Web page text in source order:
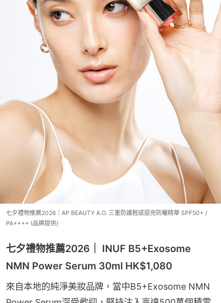
七夕禮物推薦2026｜AP BEAUTY A.O. 三重防護輕感提亮防曬精華 SPF50+ /
PA++++ (品牌提供)
七夕禮物推薦2026｜ INUF B5+Exosome
NMN Power Serum 30ml HK$1,080
來自本地的純淨美妝品牌，當中B5+Exosome NMN